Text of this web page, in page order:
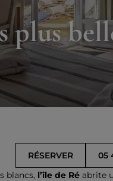
plus
RÉSERVER 05
blancs, l’île de Ré abrite